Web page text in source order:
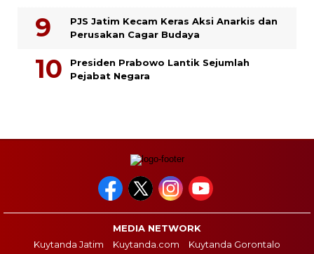
PJS Jatim Kecam Keras Aksi Anarkis dan
Perusakan Cagar Budaya
Presiden Prabowo Lantik Sejumlah
Pejabat Negara
MEDIA NETWORK
Kuytanda Jatim
Kuytanda.com
Kuytanda Gorontalo